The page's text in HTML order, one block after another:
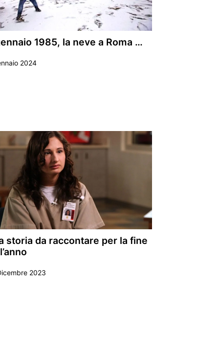
1985, la neve a Roma …
2024
storia da raccontare per la fine
2023